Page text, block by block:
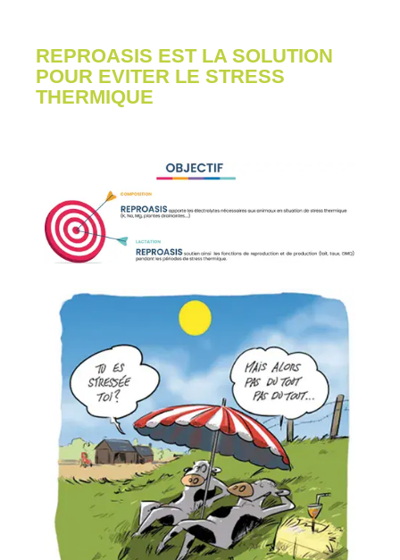
REPROASIS EST LA SOLUTION
POUR EVITER LE STRESS
THERMIQUE